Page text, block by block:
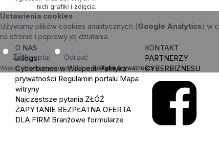
nich grafiki i zdjęcia.
Ustawienia cookies
Używamy plików cookies analitycznych (Google Analytics) w
na stronie i poprawy jej działania.
Zaakceptuj Odrzuć
Więcej informacji znajdziesz wPolityka prywatności.
O NAS
Cyberbiznes w Wikipedii Polityka
prywatności Regulamin portalu Mapa
witryny
Najczęstsze pytania ZŁÓŻ
ZAPYTANIE BEZPŁATNA OFERTA
DLA FIRM Branżowe formularze
KONTAKT
PARTNERZY
CYBERBIZNESU